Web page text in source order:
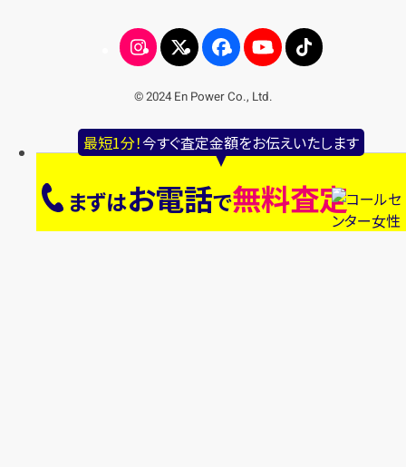
最短1分！今すぐ査定金額をお伝えいたします
まずはお電話で無料査定
© 2024 En Power Co., Ltd.